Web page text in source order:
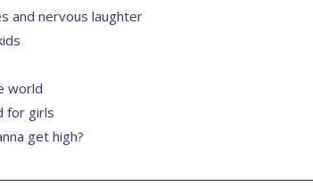
and nervous laughter
world
for girls
get high?